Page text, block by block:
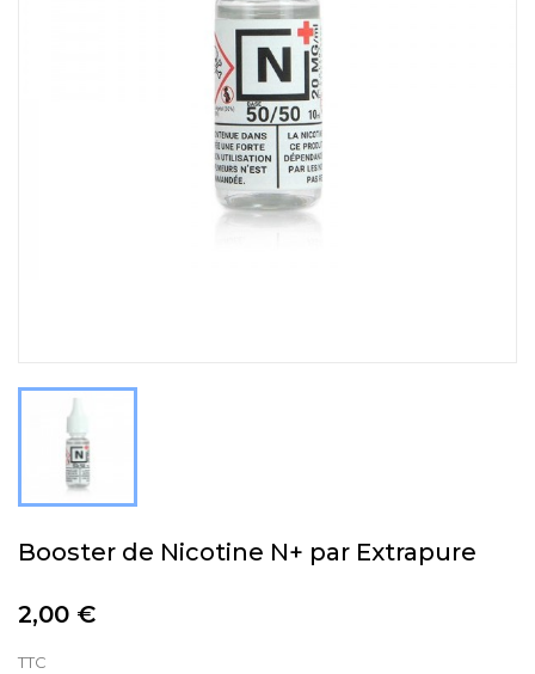
Booster de Nicotine N+ par Extrapure
2,00 €
TTC